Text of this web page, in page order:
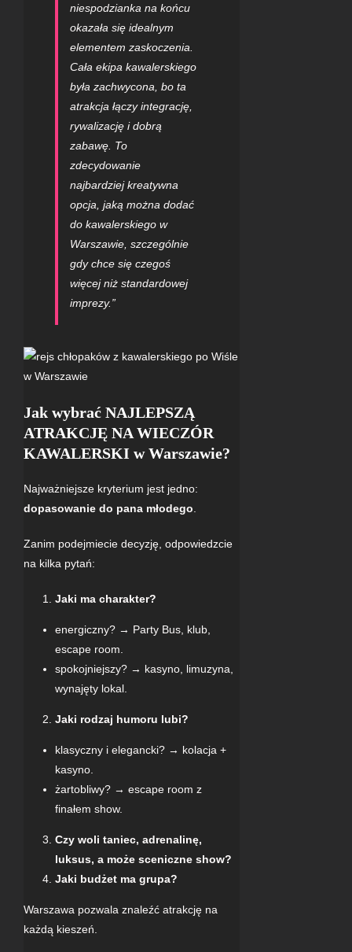
niespodzianka na końcu
okazała się idealnym
elementem zaskoczenia.
Cała ekipa kawalerskiego
była zachwycona, bo ta
atrakcja łączy integrację,
rywalizację i dobrą
zabawę. To
zdecydowanie
najbardziej kreatywna
opcja, jaką można dodać
do kawalerskiego w
Warszawie, szczególnie
gdy chce się czegoś
więcej niż standardowej
imprezy.”
Jak wybrać NAJLEPSZĄ
ATRAKCJĘ NA WIECZÓR
KAWALERSKI w Warszawie?
Najważniejsze kryterium jest jedno:
dopasowanie do pana młodego
Zanim podejmiecie decyzję, odpowiedzcie
na kilka pytań:
Jaki ma charakter?
energiczny? → Party Bus, klub,
escape room.
spokojniejszy? → kasyno, limuzyna,
wynajęty lokal.
Jaki rodzaj humoru lubi?
klasyczny i elegancki? → kolacja +
kasyno.
żartobliwy? → escape room z
finałem show.
Czy woli taniec, adrenalinę,
luksus, a może sceniczne show?
Jaki budżet ma grupa?
Warszawa pozwala znaleźć atrakcję na
każdą kieszeń.